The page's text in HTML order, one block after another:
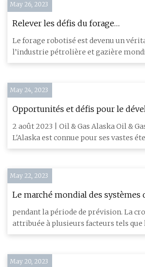
May 26, 2023
Relever les défis du forage
robotisé : développements et
le marché mondial
Le forage robotisé est devenu un
l’industrie pétrolière et gazière
de révo
May 24, 2023
Opportunités et défis pour le
pétrolier et gazier de l'Alaska
2 août 2023 | Oil & Gas Alaska Oil & Gas Association
L'Alaska est connue pour ses vastes
ses ress
May 22, 2023
Le marché mondial des systèmes
distribués devrait passer de 19,9
en 2023 à 26,7 milliards de dollars
devrait enregistrer un TCAC de
pendant la période de prévision. La croissance est
attribuée à plusieurs facteurs tels que
l'énergie en
May 20, 2023